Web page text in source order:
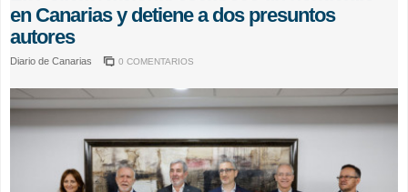
en Canarias y detiene a dos presuntos
autores
Diario de Canarias 0 COMENTARIOS